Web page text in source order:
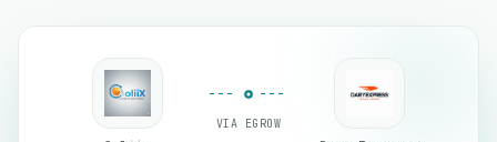
VIA EGROW